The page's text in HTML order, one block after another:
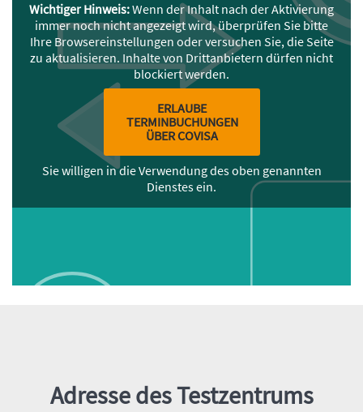
Wichtiger Hinweis:Wenn der Inhalt nach der Aktivierung
immer noch nicht angezeigt wird, überprüfen Sie bitte
Ihre Browsereinstellungen oder versuchen Sie, die Seite
zu aktualisieren. Inhalte von Drittanbietern dürfen nicht
blockiert werden.
ERLAUBE
TERMINBUCHUNGEN
ÜBER COVISA
Sie willigen in die Verwendung des oben genannten
Dienstes ein.
Adresse des Testzentrums